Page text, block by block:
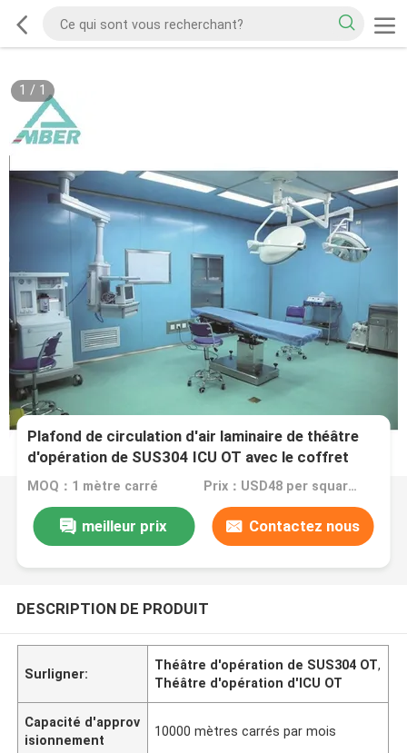
1 / 1
Plafond de circulation d'air laminaire de théâtre
d'opération de SUS304 ICU OT avec le coffret
d'extrémité de gaz
MOQ：1 mètre carré Prix：USD48 per square meter
meilleur prix Contactez nous
DESCRIPTION DE PRODUIT
Surligner:
Théâtre d'opération de SUS304 OT,
Théâtre d'opération d'ICU OT
Capacité d'approv
isionnement
10000 mètres carrés par mois